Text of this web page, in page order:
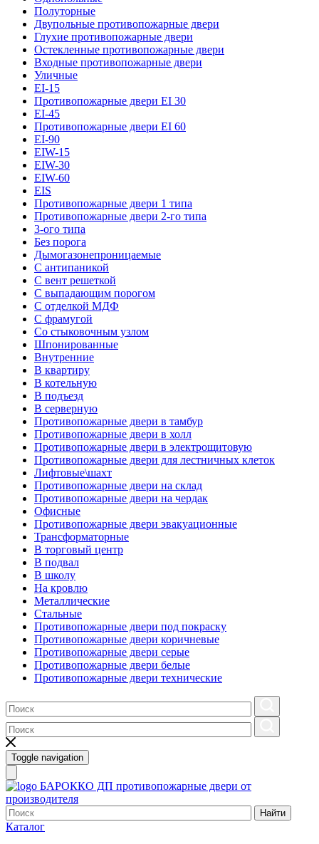
Полуторные
Двупольные противопожарные двери
Глухие противопожарные двери
Остекленные противопожарные двери
Входные противопожарные двери
Уличные
EI-15
Противопожарные двери EI 30
EI-45
Противопожарные двери EI 60
EI-90
EIW-15
EIW-30
EIW-60
EIS
Противопожарные двери 1 типа
Противопожарные двери 2-го типа
3-ого типа
Без порога
Дымогазонепроницаемые
С антипаникой
С вент решеткой
С выпадающим порогом
С отделкой МДФ
С фрамугой
Со стыковочным узлом
Шпонированные
Внутренние
В квартиру
В котельную
В подъезд
В серверную
Противопожарные двери в тамбур
Противопожарные двери в холл
Противопожарные двери в электрощитовую
Противопожарные двери для лестничных клеток
Лифтовые\шахт
Противопожарные двери на склад
Противопожарные двери на чердак
Офисные
Противопожарные двери эвакуационные
Трансформаторные
В торговый центр
В подвал
В школу
На кровлю
Металлические
Стальные
Противопожарные двери под покраску
Противопожарные двери коричневые
Противопожарные двери серые
Противопожарные двери белые
Противопожарные двери технические
Toggle navigation
БАРОККО ДП противопожарные двери от
производителя
Найти
Каталог